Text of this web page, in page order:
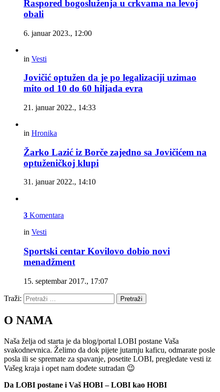
Raspored bogosluženja u crkvama na levoj
obali
6. januar 2023., 12:00
in Vesti
Jovičić optužen da je po legalizaciji uzimao
mito od 10 do 60 hiljada evra
21. januar 2022., 14:33
in Hronika
Žarko Lazić iz Borče zajedno sa Jovičićem na
optuženičkoj klupi
31. januar 2022., 14:10
3 Komentara
in Vesti
Sportski centar Kovilovo dobio novi
menadžment
15. septembar 2017., 17:07
Traži: Pretraži
O NAMA
Naša želja od starta je da blog/portal LOBI postane Vaša
svakodnevnica. Želimo da dok pijete jutarnju kaficu, odmarate posle
posla ili se spremate za spavanje, posetite LOBI, pregledate vesti iz
Vašeg kraja i opet nam dođete sutradan 😉
Da LOBI postane i Vaš HOBI – LOBI kao HOBI